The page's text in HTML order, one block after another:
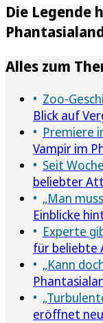
Die Legende
Alles zum
Zoo-
Blick auf
Premiere
Vampir im
Seit
beliebter
„Man
Einblicke
Experte
für beliebte
„Kann
eröffnet